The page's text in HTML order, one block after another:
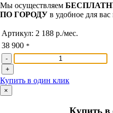
Мы осуществляем
ПО ГОРОДУ в удобное для вас
Артикул: 2 188 р./мес.
38 900 *
-
+
Купить в один клик
×
Купить в